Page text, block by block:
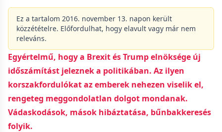
Ez a tartalom 2016. november 13. napon került
közzétételre. Előfordulhat, hogy elavult vagy már nem
releváns.
Egyértelmű, hogy a Brexit és Trump elnöksége új
időszámítást jeleznek a politikában. Az ilyen
korszakfordulókat az emberek nehezen viselik el,
rengeteg meggondolatlan dolgot mondanak.
Vádaskodások, mások hibáztatása, bűnbakkeresés
folyik.